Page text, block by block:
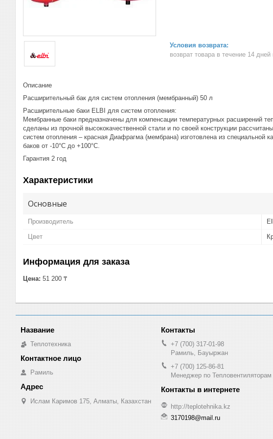
возврат товара в течение 14 дней
Описание
Расширительный бак для систем отопления (мембранный) 50 л
Расширительные баки ELBI для систем отопления:
Мембранные баки предназначены для компенсации температурных расширений
сделаны из прочной высококачественной стали и по своей конструкции
систем отопления – красная Диафрагма (мембрана) изготовлена из
баков от -10°С до +100°С.
Гарантия 2 год
Характеристики
Основные
Производитель
Цвет
Информация для заказа
Цена: 51 200 ₸
Теплотехника
Рамиль
Ислам Каримов 175, Алматы, Казахстан
+7 (700) 317-01-98
Рамиль, Бауыржан
+7 (700) 125-86-81
Менеджер по Тепловентиляторам
http://teplotehnika.kz
3170198@mail.ru